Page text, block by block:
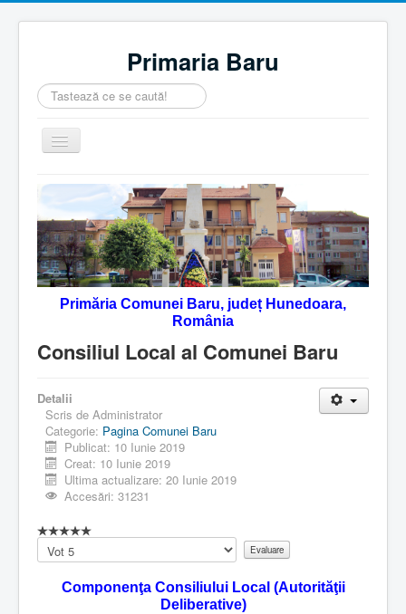
Primaria Baru
Căutare
...
Comută
navigarea
Home
Despre noi
Noutăţi
Contact
Servicii Online
Primăria Comunei Baru, județ Hunedoara,
România
Consiliul Local al Comunei Baru
Detalii
Scris de Administrator
Categorie: Pagina Comunei Baru
Publicat: 10 Iunie 2019
Creat: 10 Iunie 2019
Ultima actualizare: 20 Iunie 2019
Accesări: 31231
Vă
rugăm
evaluațiComponenţa Consiliului Local (Autorităţii
Deliberative)